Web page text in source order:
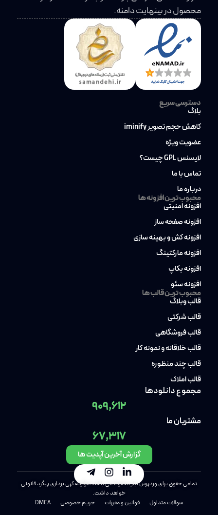
محصول در بینهایت دامنه.
دسترسی سریع
بلاگ
کاهش حجم تصویر iminify
عضویت ویژه
لایسنس GPL چیست؟
تماس با ما
درباره ما
محبوب ترین افزونه ها
افزونه امنیتی
افزونه صفحه ساز
افزونه کش و بهینه سازی
افزونه مارکتینگ
افزونه بکاپ
افزونه سئو
محبوب ترین قالب ها
قالب وبلاگ
قالب شرکتی
قالب فروشگاهی
قالب خلاقانه و نمونه کار
قالب چند منظوره
قالب املاک
مجموع دانلودها
909,612
مشتریان ما
67,317
گزارش آخرین آپدیت ها
تمامی حقوق برای وردپرس نیاز محفوظ می باشد، هرگونه کپی برداری پیگرد قانونی
خواهد داشت.
سوالات متداول
قوانین و مقررات حریم خصوصی DMCA